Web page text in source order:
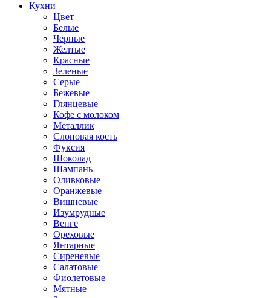
Кухни
Цвет
Белые
Черные
Желтые
Красные
Зеленые
Серые
Бежевые
Глянцевые
Кофе с молоком
Металлик
Слоновая кость
Фуксия
Шоколад
Шампань
Оливковые
Оранжевые
Вишневые
Изумрудные
Венге
Ореховые
Янтарные
Сиреневые
Салатовые
Фиолетовые
Мятные